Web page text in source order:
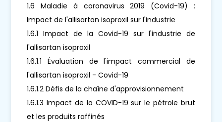
1.6 Maladie à coronavirus 2019 (Covid-19) :
Impact de l'allisartan isoproxil sur l'industrie
1.6.1 Impact de la Covid-19 sur l'industrie de
l'allisartan isoproxil
1.6.1.1 Évaluation de l'impact commercial de
l'allisartan isoproxil - Covid-19
1.6.1.2 Défis de la chaîne d'approvisionnement
1.6.1.3 Impact de la COVID-19 sur le pétrole brut
et les produits raffinés